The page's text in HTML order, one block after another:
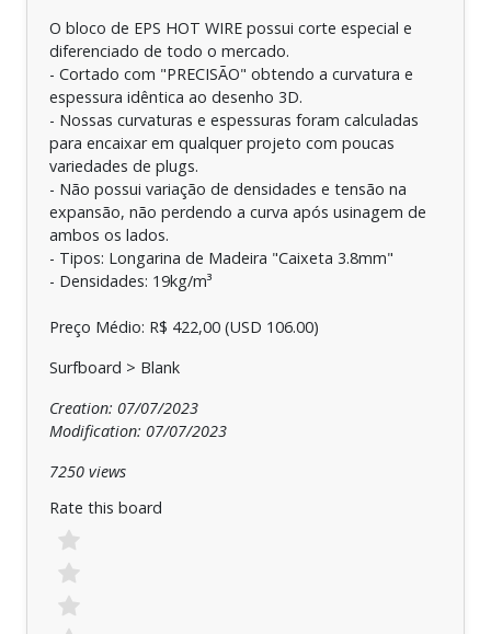
O bloco de EPS HOT WIRE possui corte especial e
diferenciado de todo o mercado.
- Cortado com "PRECISÃO" obtendo a curvatura e
espessura idêntica ao desenho 3D.
- Nossas curvaturas e espessuras foram calculadas
para encaixar em qualquer projeto com poucas
variedades de plugs.
- Não possui variação de densidades e tensão na
expansão, não perdendo a curva após usinagem de
ambos os lados.
- Tipos: Longarina de Madeira "Caixeta 3.8mm"
- Densidades: 19kg/m³
Preço Médio: R$ 422,00 (USD 106.00)
Surfboard > Blank
Creation: 07/07/2023
Modification: 07/07/2023
7250 views
Rate this board